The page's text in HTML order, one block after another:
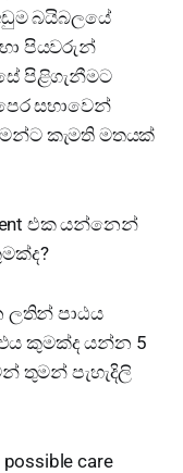
බයිබලයේ
පියවරුන්
පිළිගැනීමට
සභාවෙන්
කැමති මතයක්
එක යන්නෙන්
ලතින් පාඨය
කුමක්ද යන්න 5
තුමන් පැහැදිලි
possible care